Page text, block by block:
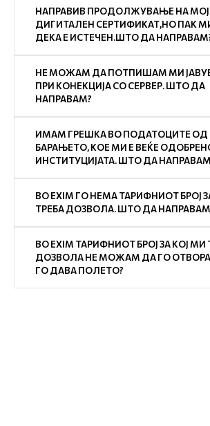
НАПРАВИВ ПРОДОЛЖУВАЊЕ НА
ДИГИТАЛЕН СЕРТИФИКАТ,НО ПАК
ДЕКА Е ИСТЕЧЕН.ШТО ДА
НЕ МОЖАМ ДА ПОТПИШАМ МИ
ПРИ КОНЕКЦИЈА СО СЕРВЕР. ШТО ДА
НАПРАВАМ?
ИМАМ ГРЕШКА ВО ПОДАТОЦИТЕ ОД
БАРАЊЕТО, КОЕ МИ Е ВЕЌЕ
ИНСТИТУЦИЈАТА. ШТО ДА
ВО EXIM ГО НЕМА ТАРИФНИОТ БРОЈ
ТРЕБА ДОЗВОЛА. ШТО ДА
ВО EXIM ТАРИФНИОТ БРОЈ ЗА КОЈ МИ
ДОЗВОЛА НЕ МОЖАМ ДА ГО
ГО ДАВА ПОЛЕТО?